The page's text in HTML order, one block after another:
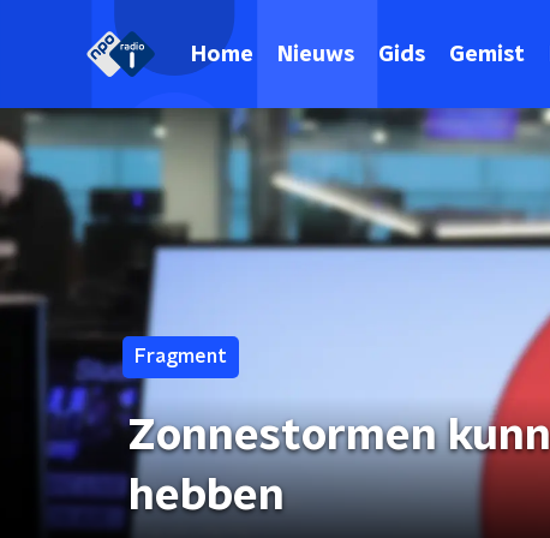
Home Nieuws Gids Gemist
Fragment
Zonnestormen
hebben